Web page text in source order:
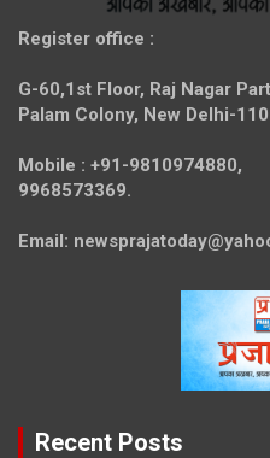
Register office :
G-60,1st Floor, Raj Nagar
Palam Colony, New Delhi-
Mobile : +91-9810974880,
9968573369.
Email:
Recent Posts